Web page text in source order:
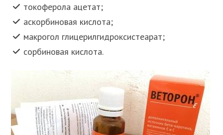
токоферола ацетат;
аскорбиновая кислота;
макрогол глицерилгидроксистеарат;
сорбиновая кислота.